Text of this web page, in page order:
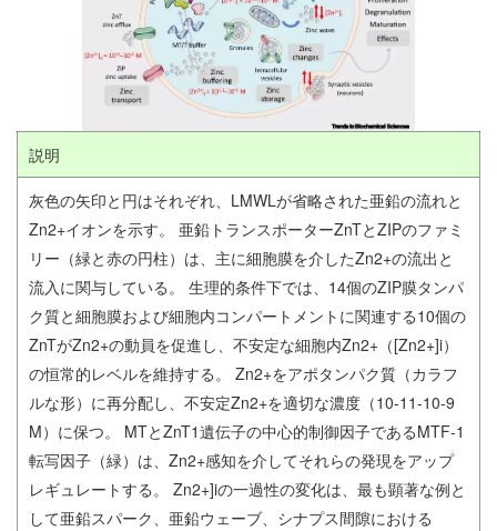
説明
灰色の矢印と円はそれぞれ、LMWLが省略された亜鉛の流れと
Zn2+イオンを示す。 亜鉛トランスポーターZnTとZIPのファミ
リー（緑と赤の円柱）は、主に細胞膜を介したZn2+の流出と
流入に関与している。 生理的条件下では、14個のZIP膜タンパ
ク質と細胞膜および細胞内コンパートメントに関連する10個の
ZnTがZn2+の動員を促進し、不安定な細胞内Zn2+（[Zn2+]i）
の恒常的レベルを維持する。 Zn2+をアポタンパク質（カラフ
ルな形）に再分配し、不安定Zn2+を適切な濃度（10-11-10-9
M）に保つ。 MTとZnT1遺伝子の中心的制御因子であるMTF-1
転写因子（緑）は、Zn2+感知を介してそれらの発現をアップ
レギュレートする。 Zn2+]iの一過性の変化は、最も顕著な例と
して亜鉛スパーク、亜鉛ウェーブ、シナプス間隙における